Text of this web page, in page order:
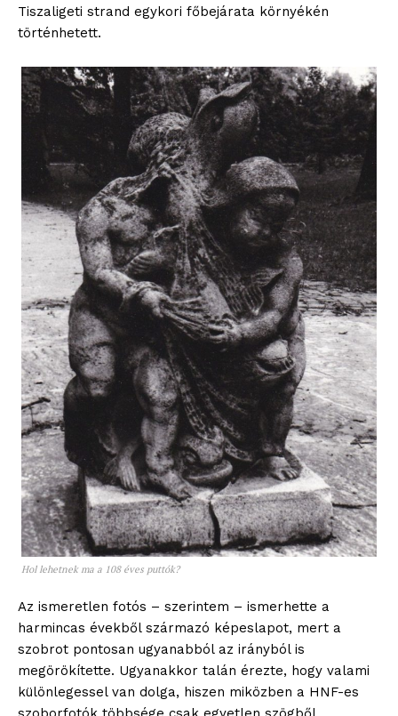
blogSZOLNOK
szubjektív élményportál
ELŐFIZETÉS
Tiszaligeti strand egykori főbejárata környékén
történhetett.
Hol lehetnek ma a 108 éves puttók?
Az ismeretlen fotós – szerintem – ismerhette a
harmincas évekből származó képeslapot, mert a
szobrot pontosan ugyanabból az irányból is
megörökítette. Ugyanakkor talán érezte, hogy valami
különlegessel van dolga, hiszen miközben a HNF-es